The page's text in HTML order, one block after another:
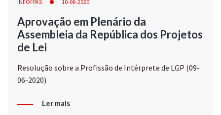
INFOFPAS 10-06-2020
Aprovação em Plenário da
Assembleia da República dos Projetos
de Lei
Resolução sobre a Profissão de Intérprete de LGP (09-
06-2020)
Ler mais